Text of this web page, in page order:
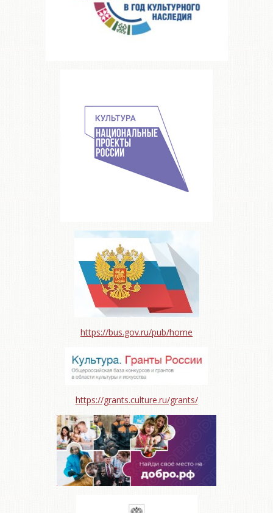
https://bus.gov.ru/pub/home
https://grants.culture.ru/grants/